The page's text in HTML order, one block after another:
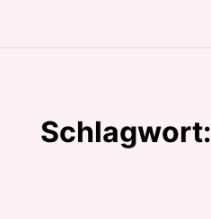
Schlagwort: